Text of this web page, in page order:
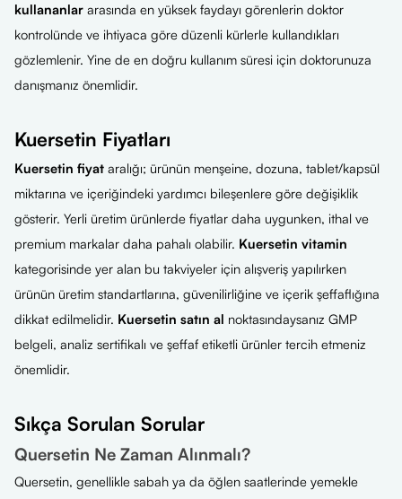
kullananlar arasında en yüksek faydayı görenlerin doktor
kontrolünde ve ihtiyaca göre düzenli kürlerle kullandıkları
gözlemlenir. Yine de en doğru kullanım süresi için doktorunuza
danışmanız önemlidir.
Kuersetin Fiyatları
Kuersetin fiyat aralığı; ürünün menşeine, dozuna, tablet/kapsül
miktarına ve içeriğindeki yardımcı bileşenlere göre değişiklik
gösterir. Yerli üretim ürünlerde fiyatlar daha uygunken, ithal ve
premium markalar daha pahalı olabilir. Kuersetin vitamin
kategorisinde yer alan bu takviyeler için alışveriş yapılırken
ürünün üretim standartlarına, güvenilirliğine ve içerik şeffaflığına
dikkat edilmelidir. Kuersetin satın al noktasındaysanız GMP
belgeli, analiz sertifikalı ve şeffaf etiketli ürünler tercih etmeniz
önemlidir.
Sıkça Sorulan Sorular
Quersetin Ne Zaman Alınmalı?
Quersetin, genellikle sabah ya da öğlen saatlerinde yemekle